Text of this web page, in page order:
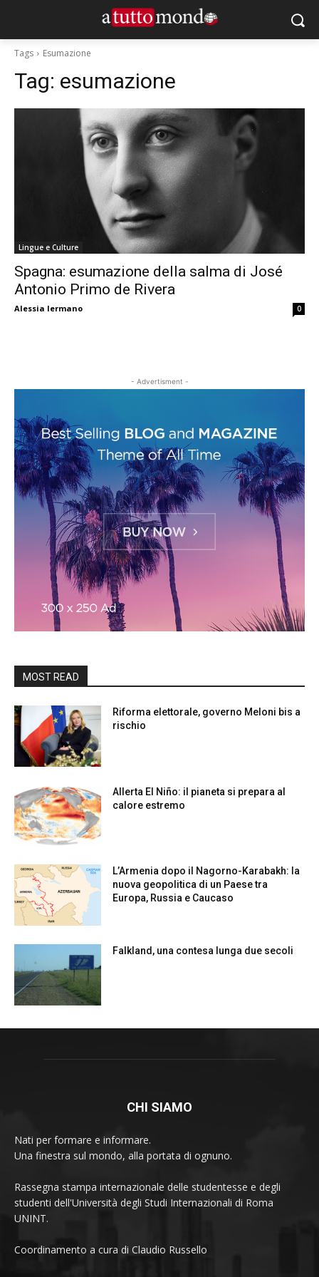
Tags Esumazione
Tag: esumazione
Lingue e Culture
Spagna: esumazione della salma di José
Antonio Primo de Rivera
Alessia Iermano 0
- Advertisment -
MOST READ
Riforma elettorale, governo Meloni bis a
rischio
Allerta El Niño: il pianeta si prepara al
calore estremo
L’Armenia dopo il Nagorno-Karabakh: la
nuova geopolitica di un Paese tra
Europa, Russia e Caucaso
Falkland, una contesa lunga due secoli
CHI SIAMO
Nati per formare e informare.
Una finestra sul mondo, alla portata di ognuno.
Rassegna stampa internazionale delle studentesse e degli
studenti dell'Università degli Studi Internazionali di Roma
UNINT.
Coordinamento a cura di Claudio Russello